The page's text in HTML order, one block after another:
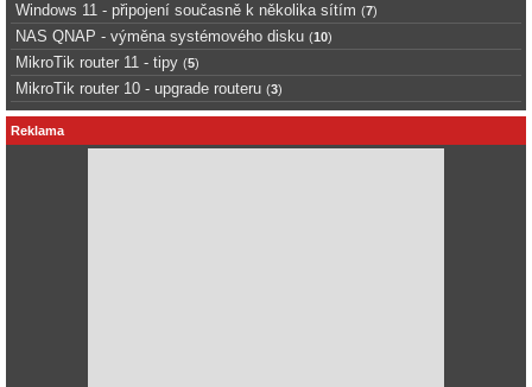
Windows 11 - připojení současně k několika sítím (7)
NAS QNAP - výměna systémového disku (10)
MikroTik router 11 - tipy (5)
MikroTik router 10 - upgrade routeru (3)
Reklama